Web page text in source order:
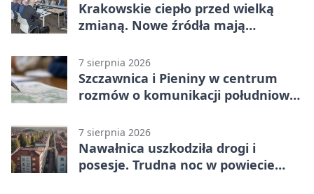
Krakowskie ciepło przed wielką
zmianą. Nowe źródła mają
7 sierpnia 2026
Szczawnica i Pieniny w centrum
rozmów o komunikacji południowej
7 sierpnia 2026
Nawałnica uszkodziła drogi i
posesje. Trudna noc w powiecie